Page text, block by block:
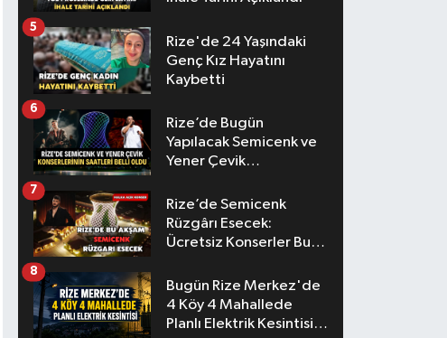
Rize'de 24 Yaşındaki
Genç Kız Hayatını
Kaybetti
5
Rize’de Bugün
Yapılacak Semicenk ve
Yener Çevik
Belli Oldu
6
Rize’de Semicenk
Rüzgârı Esecek:
Ücretsiz Konserler Bu
7
Bugün Rize Merkez'de
4 Köy 4 Mahallede
Planlı Elektrik Kesintisi
8